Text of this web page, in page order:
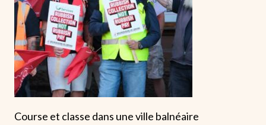
Course et classe dans une ville balnéaire